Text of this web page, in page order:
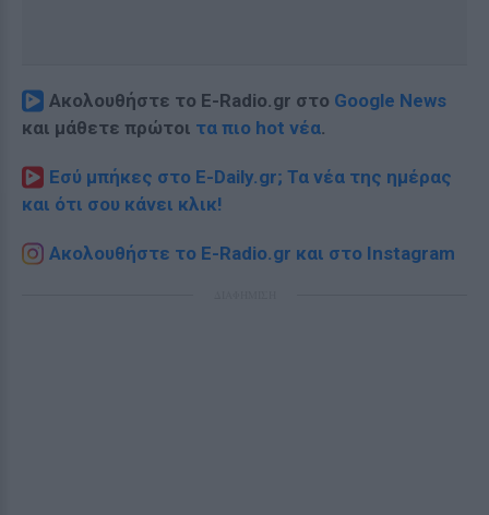
Ακολουθήστε το E-Radio.gr στο Google News
και μάθετε πρώτοι τα πιο hot νέα.
Εσύ μπήκες στο E-Daily.gr; Τα νέα της ημέρας
και ότι σου κάνει κλικ!
Ακολουθήστε το E-Radio.gr και στο Instagram